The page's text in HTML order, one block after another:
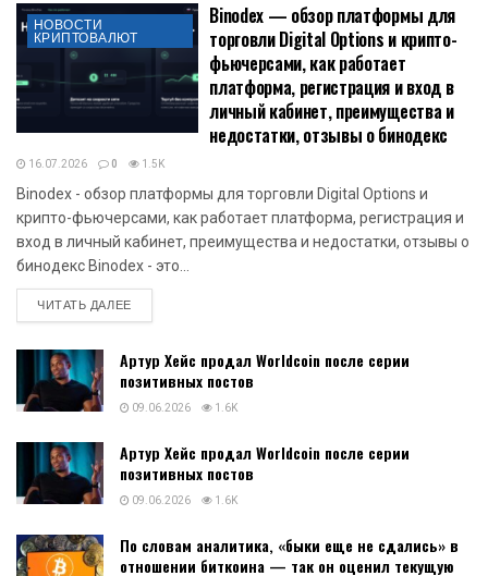
НОВОСТИ
КРИПТОВАЛЮТ
Binodex — обзор платформы для
торговли Digital Options и крипто-
фьючерсами, как работает
платформа, регистрация и вход в
личный кабинет, преимущества и
недостатки, отзывы о бинодекс
16.07.2026 0 1.5K
Binodex - обзор платформы для торговли Digital Options и
крипто-фьючерсами, как работает платформа, регистрация и
вход в личный кабинет, преимущества и недостатки, отзывы о
бинодекс Binodex - это...
ЧИТАТЬ ДАЛЕЕDETAILS
Артур Хейс продал Worldcoin после серии
позитивных постов
09.06.2026 1.6K
Артур Хейс продал Worldcoin после серии
позитивных постов
09.06.2026 1.6K
По словам аналитика, «быки еще не сдались» в
отношении биткоина — так он оценил текущую